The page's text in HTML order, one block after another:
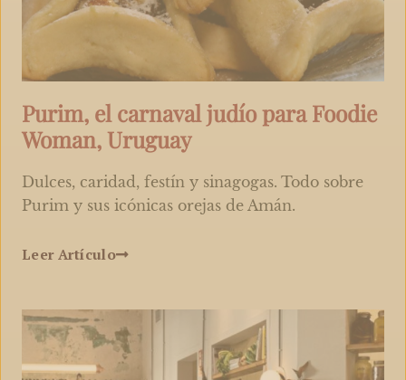
Purim, el carnaval judío para Foodie
Woman, Uruguay
Dulces, caridad, festín y sinagogas. Todo sobre
Purim y sus icónicas orejas de Amán.
Leer Artículo